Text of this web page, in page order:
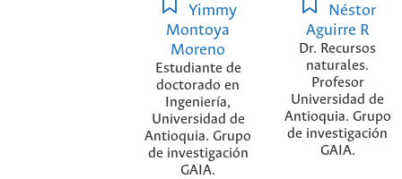
Yimmy
Montoya
Moreno
Estudiante de
doctorado en
Ingeniería,
Universidad de
Antioquia. Grupo
de investigación
GAIA.
Néstor
Aguirre R
Dr. Recursos
naturales.
Profesor
Universidad de
Antioquia. Grupo
de investigación
GAIA.